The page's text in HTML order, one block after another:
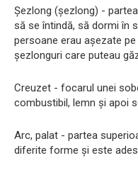
Șezlong (șezlong) -
să se întindă, să dormi în
persoane erau așezate
șezlonguri care puteau
Creuzet - focarul unei
combustibil, lemn și apoi
Arc, palat - partea
diferite forme și este